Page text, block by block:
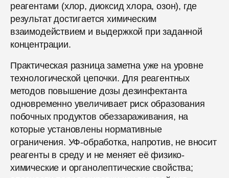
реагентами (хлор, диоксид хлора, озон), где
результат достигается химическим
взаимодействием и выдержкой при заданной
концентрации.
Практическая разница заметна уже на уровне
технологической цепочки. Для реагентных
методов повышение дозы дезинфектанта
одновременно увеличивает риск образования
побочных продуктов обеззараживания, на
которые установлены нормативные
ограничения. УФ-обработка, напротив, не вносит
реагенты в среду и не меняет её физико-
химические и органолептические свойства;